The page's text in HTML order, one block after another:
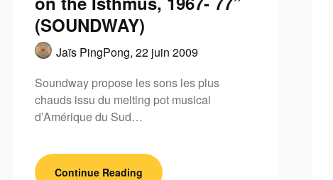
(SOUNDWAY)
Jaïs PingPong, 22 juin 2009
Soundway propose les sons les plus
chauds issu du melting pot musical
d’Amérique du Sud…
Continue Reading